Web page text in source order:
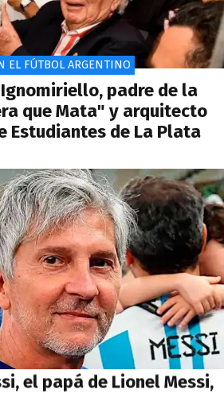
EL FÚTBOL ARGENTINO
padre de la
que Mata" y arquitecto
Estudiantes de La Plata
el papá de Lionel Messi,